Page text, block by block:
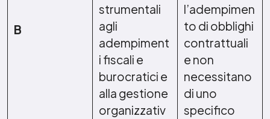
B
strumentali
agli
adempiment
i fiscali e
burocratici e
alla gestione
organizzativ
l’adempimen
to di obblighi
contrattuali
e non
necessitano
di uno
specifico